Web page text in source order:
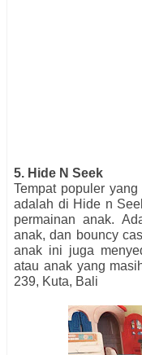
5. Hide N Seek
Tempat populer
adalah di Hide n
permainan anak.
anak, dan bouncy
anak ini juga
atau anak yang
239, Kuta, Bali